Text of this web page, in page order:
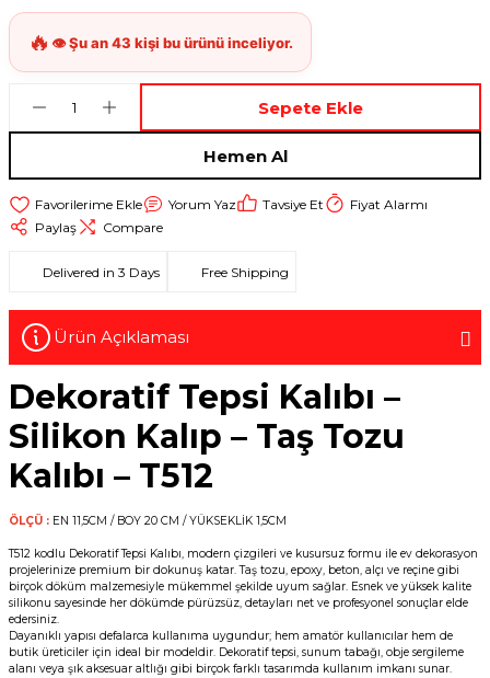
Sepete Ekle
Hemen Al
Yorum Yaz Tavsiye Et
Fiyat Alarmı
Paylaş
Compare
Delivered in 3 Days Free Shipping
Ürün Açıklaması
Dekoratif Tepsi Kalıbı –
Silikon Kalıp – Taş Tozu
Kalıbı – T512
ÖLÇÜ : EN 11,5CM / BOY 20 CM / YÜKSEKLİK 1,5CM
T512 kodlu Dekoratif Tepsi Kalıbı, modern çizgileri ve kusursuz formu ile ev dekorasyon
projelerinize premium bir dokunuş katar. Taş tozu, epoxy, beton, alçı ve reçine gibi
birçok döküm malzemesiyle mükemmel şekilde uyum sağlar. Esnek ve yüksek kalite
silikonu sayesinde her dökümde pürüzsüz, detayları net ve profesyonel sonuçlar elde
edersiniz.
Dayanıklı yapısı defalarca kullanıma uygundur; hem amatör kullanıcılar hem de
butik üreticiler için ideal bir modeldir. Dekoratif tepsi, sunum tabağı, obje sergileme
alanı veya şık aksesuar altlığı gibi birçok farklı tasarımda kullanım imkanı sunar.